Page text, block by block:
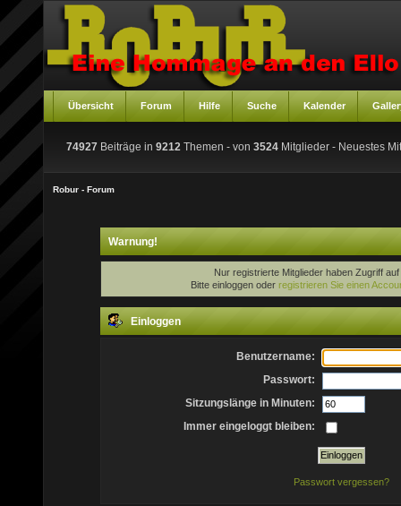
Übersicht Forum Hilfe Suche Kalender
74927 Beiträge in 9212 Themen - von 3524 Mitglieder - Neuestes
Robur - Forum
Warnung!
Nur registrierte Mitglieder haben Zugriff
Bitte einloggen oder registrieren Sie einen
Einloggen
Benutzername:
Passwort:
Sitzungslänge in Minuten:
Immer eingeloggt bleiben:
Passwort vergessen?